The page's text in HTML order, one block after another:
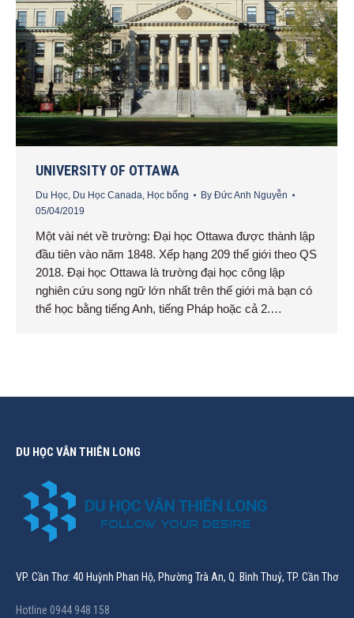
UNIVERSITY OF OTTAWA
Du Học Du Học Canada Học bổng By Đức Anh Nguyễn
05/04/2019
Một vài nét về trường: Đại học Ottawa được thành lập
đầu tiên vào năm 1848. Xếp hạng 209 thế giới theo QS
2018. Đại học Ottawa là trường đại học công lập
nghiên cứu song ngữ lớn nhất trên thế giới mà bạn có
thể học bằng tiếng Anh, tiếng Pháp hoặc cả 2.…
DU HỌC VÂN THIÊN LONG
VP. Cần Thơ: 40 Huỳnh Phan Hộ, Phường Trà An, Q. Bình Thuỷ, TP. Cần Thơ
Hotline 0944 948 158